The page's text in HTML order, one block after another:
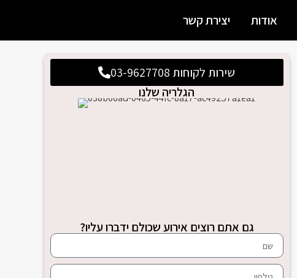
אודות יצירת קשר
שירות לקוחות 03-9627708
הגלריה שלנו
גם אתם רוצים אירוע שכולם ידברו עליו?